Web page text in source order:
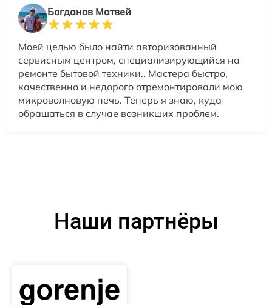
Богданов Матвей
Моей целью было найти авторизованный
сервисным центром, специализирующийся на
ремонте бытовой техники.. Мастера быстро,
качественно и недорого отремонтировали мою
микроволновую печь. Теперь я знаю, куда
обращаться в случае возникших проблем.
Наши партнёры